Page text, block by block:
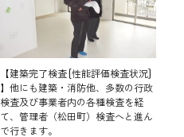
【建築完了検査 (性能評価検査状況)
】他にも建築・消防他、多数の行政
検査及び事業者内の各種検査を経
て、管理者（松田町）検査へと進ん
で行きます。